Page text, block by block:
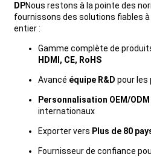
DPNous restons à la pointe des
fournissons des solutions fiables
entier :
Gamme complète de
HDMI, CE, RoHS
Avancé équipe R&D pour les
Personnalisation OEM/ODM
internationaux
Exporter vers Plus de 80
Fournisseur de confiance